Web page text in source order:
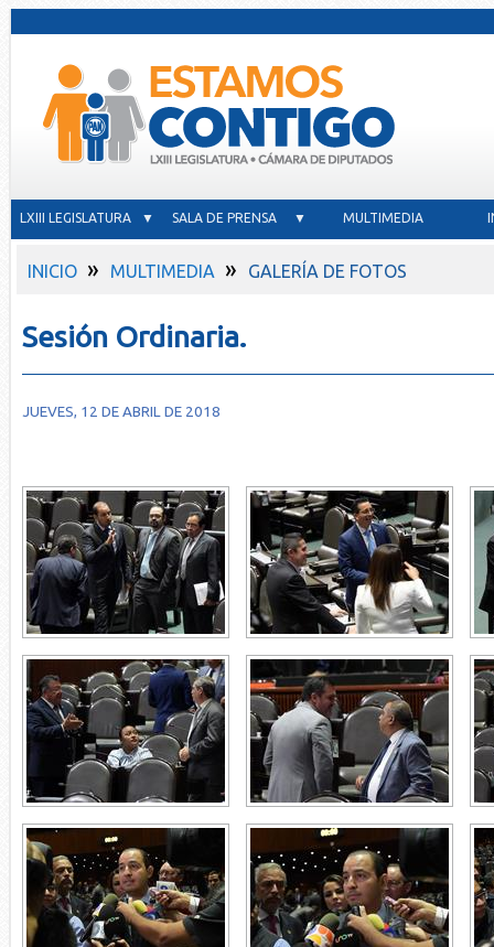
LXIII LEGISLATURA ▼ SALA DE PRENSA ▼ MULTIMEDIA
INICIO » MULTIMEDIA » GALERÍA DE FOTOS
Sesión Ordinaria.
JUEVES, 12 DE ABRIL DE 2018